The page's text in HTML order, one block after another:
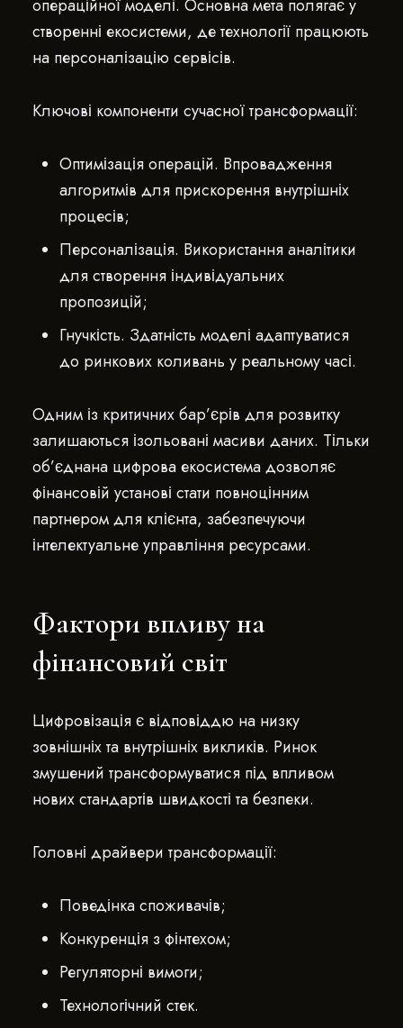
операційної моделі. Основна мета полягає у
створенні екосистеми, де технології працюють
на персоналізацію сервісів.
Ключові компоненти сучасної трансформації:
Оптимізація операцій. Впровадження
алгоритмів для прискорення внутрішніх
процесів;
Персоналізація. Використання аналітики
для створення індивідуальних
пропозицій;
Гнучкість. Здатність моделі адаптуватися
до ринкових коливань у реальному часі.
Одним із критичних бар’єрів для розвитку
залишаються ізольовані масиви даних. Тільки
об’єднана цифрова екосистема дозволяє
фінансовій установі стати повноцінним
партнером для клієнта, забезпечуючи
інтелектуальне управління ресурсами.
Фактори впливу на
фінансовий світ
Цифровізація є відповіддю на низку
зовнішніх та внутрішніх викликів. Ринок
змушений трансформуватися під впливом
нових стандартів швидкості та безпеки.
Головні драйвери трансформації:
Поведінка споживачів;
Конкуренція з фінтехом;
Регуляторні вимоги;
Технологічний стек.